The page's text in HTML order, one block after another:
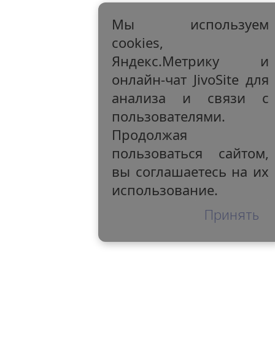
Мы используем
cookies,
Яндекс.Метрику и
онлайн-чат JivoSite для
анализа и связи с
пользователями.
Продолжая
пользоваться сайтом,
вы соглашаетесь на их
использование.
Принять